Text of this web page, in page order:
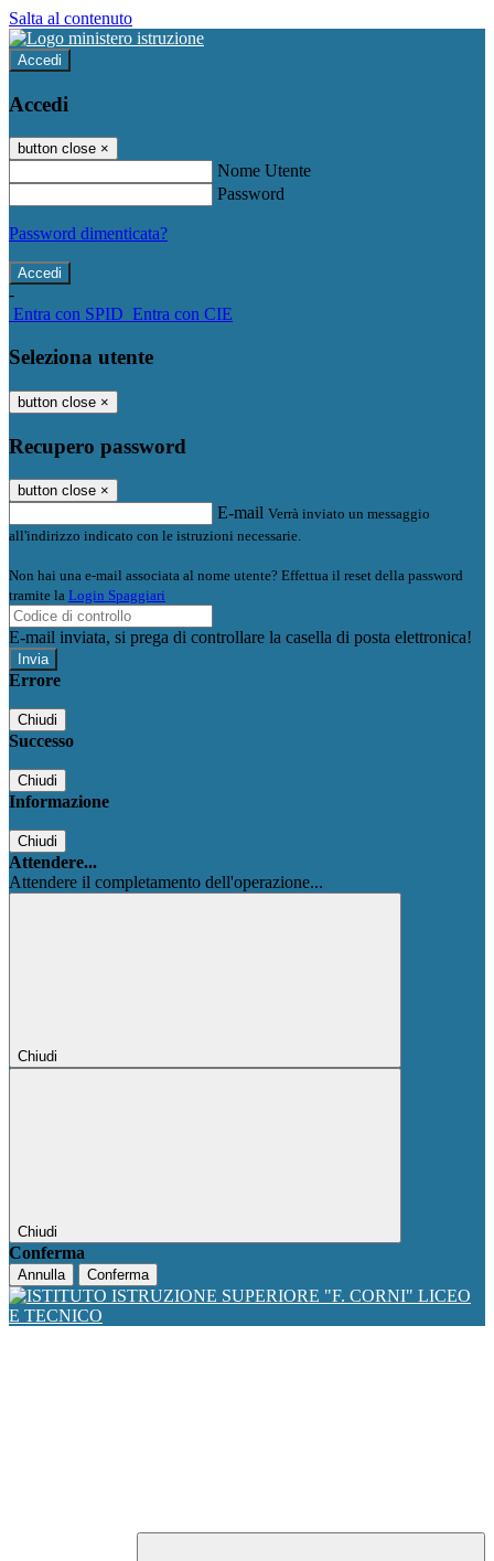
Salta al contenuto
Accedi
Accedi
button close ×
Nome Utente
Password
Password dimenticata?
-
Entra con SPID Entra con CIE
Seleziona utente
button close ×
Recupero password
button close ×
E-mail Verrà inviato un messaggio
all'indirizzo indicato con le istruzioni necessarie.
Non hai una e-mail associata al nome utente? Effettua il reset della password
tramite la Login Spaggiari
E-mail inviata, si prega di controllare la casella di posta elettronica!
Errore
Chiudi
Successo
Chiudi
Informazione
Chiudi
Attendere...
Attendere il completamento dell'operazione...
Chiudi
Chiudi
Conferma
Annulla Conferma